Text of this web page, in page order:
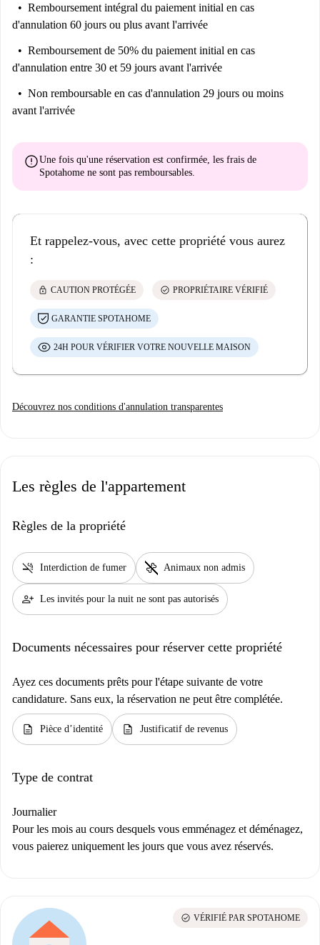
Remboursement intégral du paiement initial en cas
d'annulation 60 jours ou plus avant l'arrivée
Remboursement de 50% du paiement initial en cas
d'annulation entre 30 et 59 jours avant l'arrivée
Non remboursable en cas d'annulation 29 jours ou moins
avant l'arrivée
errorUne fois qu'une réservation est confirmée, les frais de
Spotahome ne sont pas remboursables
Et rappelez-vous, avec cette propriété vous aurez
:
lock CAUTION PROTÉGÉE check_circle PROPRIÉTAIRE VÉRIFIÉ
GARANTIE SPOTAHOME
24H POUR VÉRIFIER VOTRE NOUVELLE MAISON
Découvrez nos conditions d'annulation transparentes
Les règles de l'appartement
Règles de la propriété
smoke_free Interdiction de fumer pet_supplies Animaux non admis
person_add Les invités pour la nuit ne sont pas autorisés
Documents nécessaires pour réserver cette propriété
Ayez ces documents prêts pour l'étape suivante de votre
candidature. Sans eux, la réservation ne peut être complétée.
description Pièce d’identité description Justificatif de revenus
Type de contrat
Journalier
Pour les mois au cours desquels vous emménagez et déménagez,
vous paierez uniquement les jours que vous avez réservés.
check_circle VÉRIFIÉ PAR SPOTAHOME